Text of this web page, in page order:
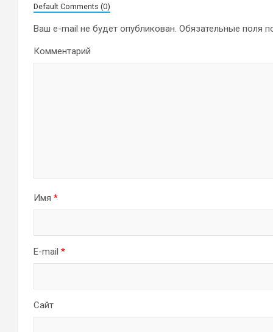
Default Comments (0)
Ваш e-mail не будет опубликован. Обязательные поля
Комментарий
Имя *
E-mail *
Сайт